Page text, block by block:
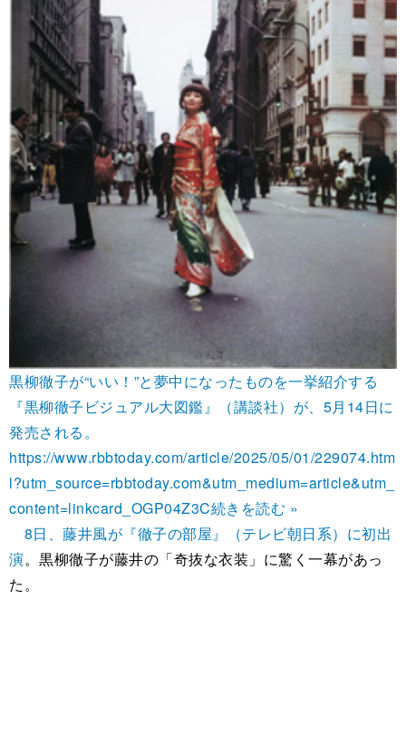
黒柳徹子が“いい！”と夢中になったものを一挙紹介する
『黒柳徹子ビジュアル大図鑑』（講談社）が、5月14日に
発売される。
https://www.rbbtoday.com/article/2025/05/01/229074.htm
l?utm_source=rbbtoday.com&utm_medium=article&utm_
content=linkcard_OGP04Z3C続きを読む »
8日、藤井風が『徹子の部屋』（テレビ朝日系）に初出
演。黒柳徹子が藤井の「奇抜な衣装」に驚く一幕があっ
た。